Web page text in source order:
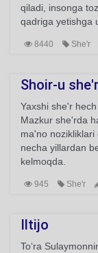
qiladi, insonga
qadriga yetishga
8440 She'r
Shoir-u
Yaxshi she'r
Mazkur she'rda
ma'no
necha yillardan
kelmoqda.
945 She'r
Iltijo
To‘ra